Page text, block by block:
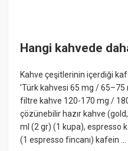
Hangi kahvede
Kahve çeşitlerinin içerdiği
'Türk kahvesi 65 mg / 65–75
filtre kahve 120-170 mg /
çözünebilir hazır kahve
ml (2 gr) (1 kupa), espresso
(1 espresso fincanı) kafein ...